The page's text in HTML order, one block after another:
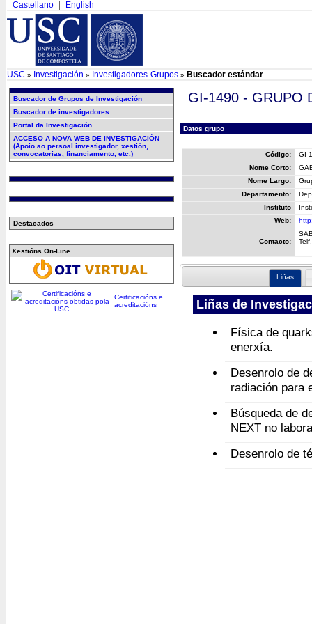
Castellano English
USC » Investigación » Investigadores-Grupos » Buscador estándar
Buscador de Grupos de Investigación
Buscador de investigadores
Portal da Investigación
ACCESO A NOVA WEB DE INVESTIGACIÓN
(Apoio ao persoal investigador, xestión,
convocatorias, financiamento, etc.)
Destacados
Xestións On-Line
Certificacións e
acreditacións
GI-1490 - GRUPO
Datos grupo
Código:
GI-
Nome Corto:
Nome Largo:
Departamento:
Instituto
Web:
Contacto:
Telf.
Liñas
Liñas de
Física de
enerxía.
Desenrolo de
radiación para
Búsqueda de
NEXT no
Desenrolo de